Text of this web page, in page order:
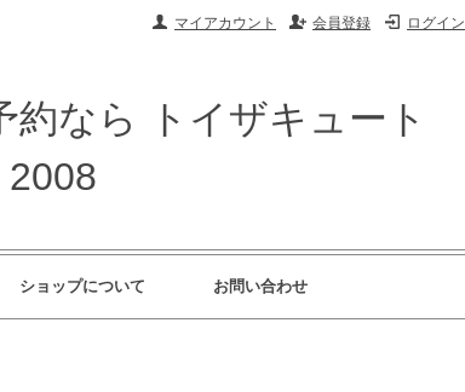
ログイン
会員登録
マイアカウント
なら トイザキュート
2008
ショップについて お問い合わせ